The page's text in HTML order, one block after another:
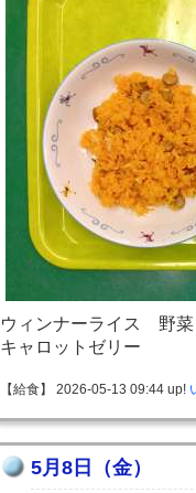
ウィンナーライス 野菜
キャロットゼリー
【給食】 2026-05-13 09:44 up!
5月8日（金）